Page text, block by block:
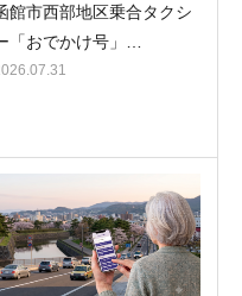
館市西部地区乗合タクシ
「おでかけ号」…